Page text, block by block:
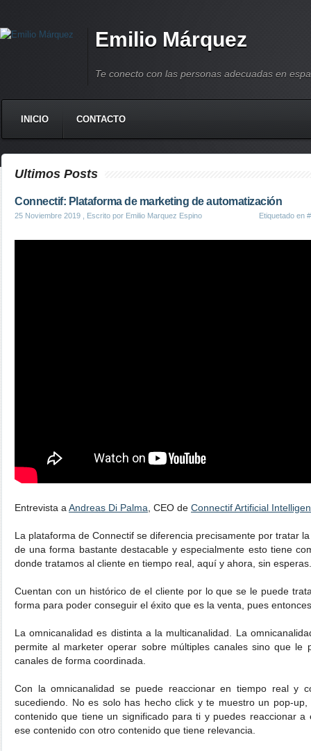
Emilio Márquez
Te conecto con las personas adecuadas en
INICIO CONTACTO
Ultimos Posts
Connectif: Plataforma de marketing de automatización
25 Noviembre 2019 , Escrito por Emilio Marquez Espino Etiquetado en
Entrevista a Andreas Di Palma , CEO de Connectif Artificial
La plataforma de Connectif se diferencia precisamente por tratar
de una forma bastante destacable y especialmente esto tiene
donde tratamos al cliente en tiempo real, aquí y ahora, sin esperas.
Cuentan con un histórico de el cliente por lo que se le puede
forma para poder conseguir el éxito que es la venta, pues
La omnicanalidad es distinta a la multicanalidad. La
permite al marketer operar sobre múltiples canales sino que le
canales de forma coordinada.
Con la omnicanalidad se puede reaccionar en tiempo real y
sucediendo. No es solo has hecho click y te muestro un pop-
contenido que tiene un significado para ti y puedes reaccionar
ese contenido con otro contenido que tiene relevancia.